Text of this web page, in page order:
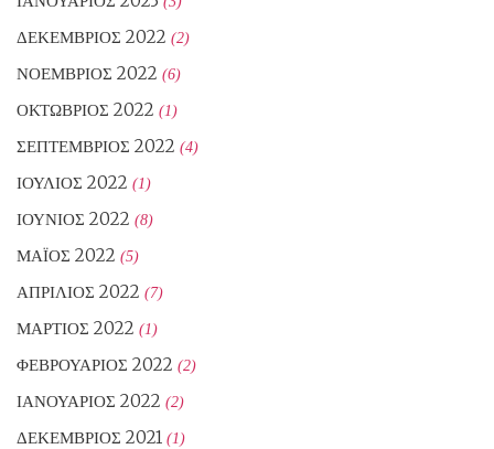
ΔΕΚΈΜΒΡΙΟΣ 2022 (2)
ΝΟΈΜΒΡΙΟΣ 2022 (6)
ΟΚΤΏΒΡΙΟΣ 2022 (1)
ΣΕΠΤΈΜΒΡΙΟΣ 2022 (4)
ΙΟΎΛΙΟΣ 2022 (1)
ΙΟΎΝΙΟΣ 2022 (8)
ΜΆΙΟΣ 2022 (5)
ΑΠΡΊΛΙΟΣ 2022 (7)
ΜΆΡΤΙΟΣ 2022 (1)
ΦΕΒΡΟΥΆΡΙΟΣ 2022 (2)
ΙΑΝΟΥΆΡΙΟΣ 2022 (2)
ΔΕΚΈΜΒΡΙΟΣ 2021 (1)